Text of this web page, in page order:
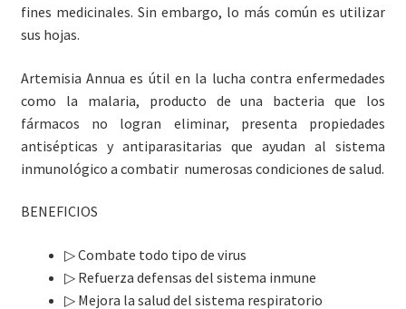
fines medicinales. Sin embargo, lo más común es utilizar
sus hojas.
Artemisia Annua es útil en la lucha contra enfermedades
como la malaria, producto de una bacteria que los
fármacos no logran eliminar, presenta propiedades
antisépticas y antiparasitarias que ayudan al sistema
inmunológico a combatir numerosas condiciones de salud.
BENEFICIOS
▷ Combate todo tipo de virus
▷ Refuerza defensas del sistema inmune
▷ Mejora la salud del sistema respiratorio